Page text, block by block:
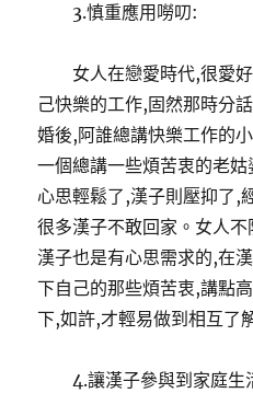
3.慎重應用嘮叨:
女人在戀愛時代,很愛好
己快樂的工作,固然那時分
婚後,阿誰總講快樂工作的
一個總講一些煩苦衷的老
心思輕鬆了,漢子則壓抑了,
很多漢子不敢回家。女人
漢子也是有心思需求的,在
下自己的那些煩苦衷,講點
下,如許,才輕易做到相互了
4.讓漢子參與到家庭生